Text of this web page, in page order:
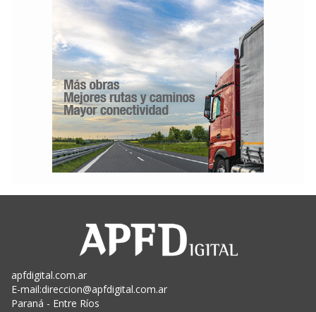
apfdigital.com.ar
E-mail:direccion@apfdigital.com.ar
Paraná - Entre Ríos